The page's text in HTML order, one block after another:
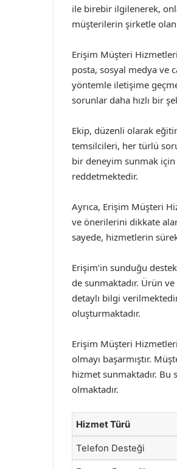
ile birebir ilgilenerek,
müşterilerin şirketle
Erişim Müşteri
posta, sosyal medya ve
yöntemle iletişime
sorunlar daha hızlı bir
Ekip, düzenli olarak
temsilcileri, her türlü
bir deneyim sunmak için
reddetmektedir.
Ayrıca, Erişim Müşteri
ve önerilerini dikkate
sayede, hizmetlerin
Erişim’in sunduğu
de sunmaktadır. Ürün
detaylı bilgi
oluşturmaktadır.
Erişim Müşteri
olmayı başarmıştır.
hizmet sunmaktadır. Bu
olmaktadır.
Hizmet Türü
Telefon Desteği